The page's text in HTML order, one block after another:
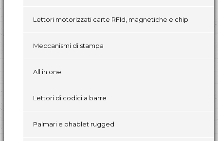
Lettori motorizzati carte RFId, magnetiche e chip
Meccanismi di stampa
All in one
Lettori di codici a barre
Palmari e phablet rugged